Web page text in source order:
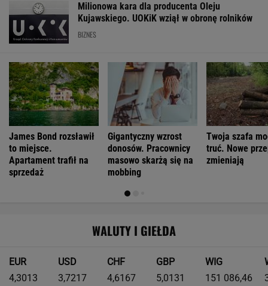
Milionowa kara dla producenta Oleju
Kujawskiego. UOKiK wziął w obronę rolników
BIZNES
James Bond rozsławił
to miejsce.
Apartament trafił na
sprzedaż
Gigantyczny wzrost
donosów. Pracownicy
masowo skarżą się na
mobbing
Twoja szafa
truć. Nowe
zmieniają
WALUTY I GIEŁDA
EUR
4,3013
USD
3,7217
CHF
4,6167
GBP
5,0131
WIG
151 086,46